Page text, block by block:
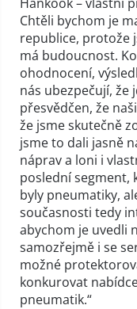
Chtěli bychom je
republice, protože
má budoucnost.
ohodnocení,
nás ubezpečují, že
přesvědčen, že
že jsme skutečně
jsme to dali jasně
náprav a loni i
poslední segment,
byly pneumatiky,
současnosti tedy
abychom je uvedli
samozřejmě i se
možné
konkurovat
pneumatik.“